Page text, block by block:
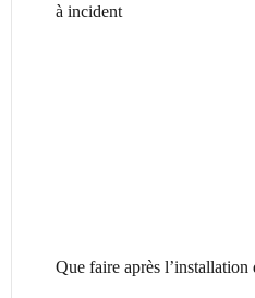
à incident
Que faire après l’installation